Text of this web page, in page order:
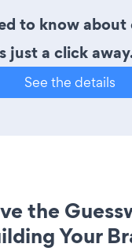
to know about
just a click
See the details
the
Your